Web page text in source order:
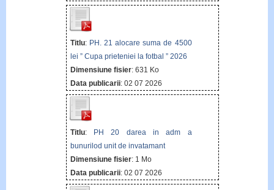
Titlu: PH. 21 alocare suma de 4500
lei ” Cupa prieteniei la fotbal ” 2026
Dimensiune fisier: 631 Ko
Data publicarii: 02 07 2026
Titlu: PH 20 darea in adm a
bunurilod unit de invatamant
Dimensiune fisier: 1 Mo
Data publicarii: 02 07 2026